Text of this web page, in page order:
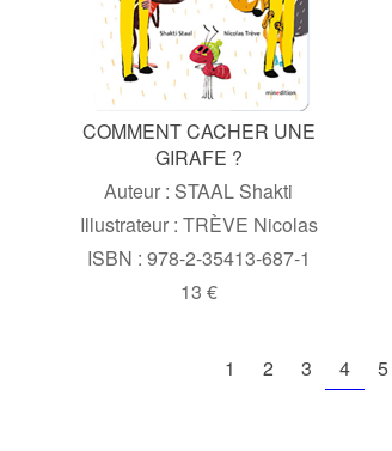
COMMENT CACHER UNE
GIRAFE ?
Auteur : STAAL Shakti
Illustrateur : TRÈVE Nicolas
ISBN : 978-2-35413-687-1
13 €
1 2 3 4 5